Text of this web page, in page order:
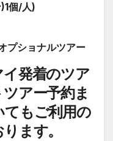
個/人)
プショナルツアー
発着のツア
アー予約ま
もご利用の
ます。